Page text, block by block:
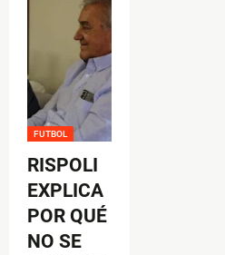
FUTBOL
RISPOLI
EXPLICA
POR QUÉ
NO SE